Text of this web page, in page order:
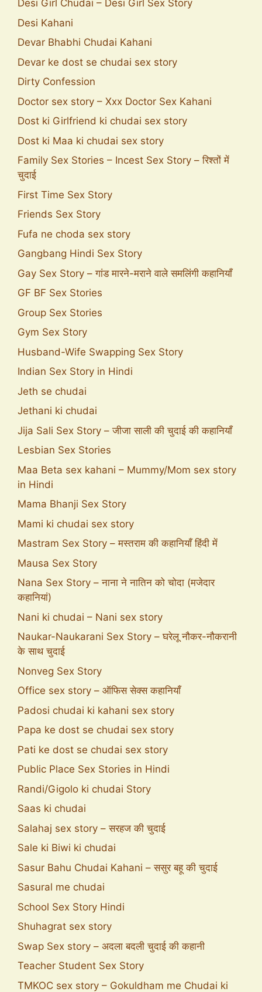
Desi Girl Chudai – Desi Girl Sex Story
Desi Kahani
Devar Bhabhi Chudai Kahani
Devar ke dost se chudai sex story
Dirty Confession
Doctor sex story – Xxx Doctor Sex Kahani
Dost ki Girlfriend ki chudai sex story
Dost ki Maa ki chudai sex story
Family Sex Stories – Incest Sex Story – रिश्तों में
चुदाई
First Time Sex Story
Friends Sex Story
Fufa ne choda sex story
Gangbang Hindi Sex Story
Gay Sex Story – गांड मारने-मराने वाले समलिंगी कहानियाँ
GF BF Sex Stories
Group Sex Stories
Gym Sex Story
Husband-Wife Swapping Sex Story
Indian Sex Story in Hindi
Jeth se chudai
Jethani ki chudai
Jija Sali Sex Story – जीजा साली की चुदाई की कहानियाँ
Lesbian Sex Stories
Maa Beta sex kahani – Mummy/Mom sex story
in Hindi
Mama Bhanji Sex Story
Mami ki chudai sex story
Mastram Sex Story – मस्तराम की कहानियाँ हिंदी में
Mausa Sex Story
Nana Sex Story – नाना ने नातिन को चोदा (मजेदार
कहानियां)
Nani ki chudai – Nani sex story
Naukar-Naukarani Sex Story – घरेलू नौकर-नौकरानी
के साथ चुदाई
Nonveg Sex Story
Office sex story – ऑफिस सेक्स कहानियाँ
Padosi chudai ki kahani sex story
Papa ke dost se chudai sex story
Pati ke dost se chudai sex story
Public Place Sex Stories in Hindi
Randi/Gigolo ki chudai Story
Saas ki chudai
Salahaj sex story – सरहज की चुदाई
Sale ki Biwi ki chudai
Sasur Bahu Chudai Kahani – ससुर बहू की चुदाई
Sasural me chudai
School Sex Story Hindi
Shuhagrat sex story
Swap Sex story – अदला बदली चुदाई की कहानी
Teacher Student Sex Story
TMKOC sex story – Gokuldham me Chudai ki